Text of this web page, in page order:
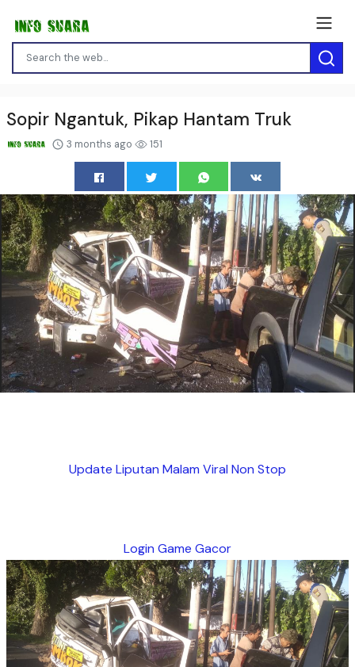
Sopir Ngantuk, Pikap Hantam Truk
3 months ago 151
Update Liputan Malam Viral Non Stop
Login Game Gacor